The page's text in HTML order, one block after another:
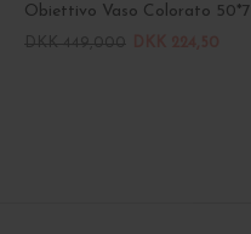
Obiettivo Vaso Colorato